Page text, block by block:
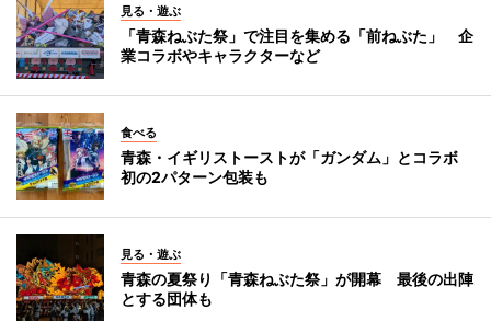
見る・遊ぶ
「青森ねぶた祭」で注目を集める「前ねぶた」 企
業コラボやキャラクターなど
食べる
青森・イギリストーストが「ガンダム」とコラボ
初の2パターン包装も
見る・遊ぶ
青森の夏祭り「青森ねぶた祭」が開幕 最後の出陣
とする団体も